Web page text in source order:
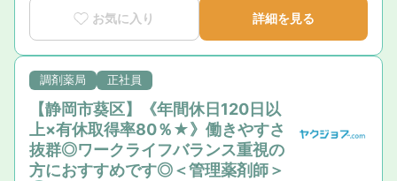
お気に入り 詳細を見る
調剤薬局 正社員
【静岡市葵区】《年間休日120日以
上×有休取得率80％★》働きやすさ
抜群◎ワークライフバランス重視の
方におすすめです◎＜管理薬剤師＞